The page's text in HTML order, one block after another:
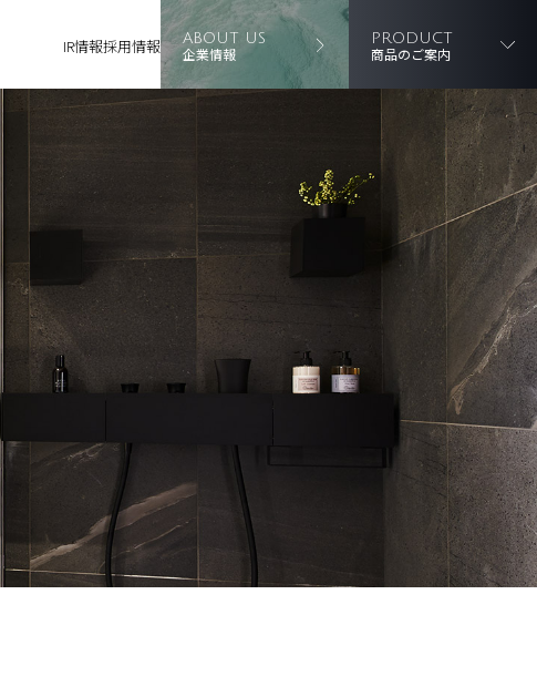
IR情報採用情報 ABOUT US
企業情報
PRODUCT
商品のご案内